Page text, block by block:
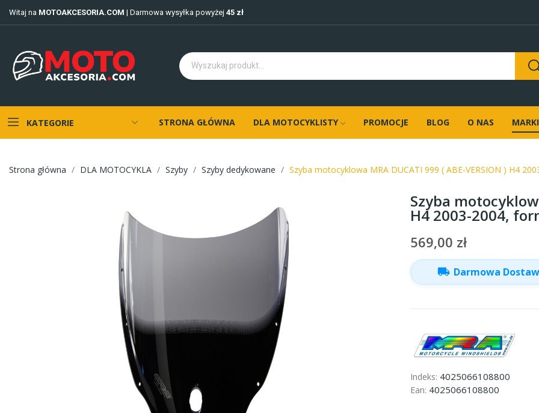
Witaj na MOTOAKCESORIA.COM | Darmowa wysyłka powyżej 45 zł
KATEGORIE STRONA GŁÓWNA DLA MOTOCYKLISTY PROMOCJE BLOG O NAS MARKI
Strona główna DLA MOTOCYKLA Szyby Szyby dedykowane Szyba motocyklowa MRA DUCATI 999 ( ABE-VERSION ) H4
Szyba
H4 2003-2004,
569,00 zł
local_shipping Darmowa
Indeks: 4025066108800
Ean: 4025066108800